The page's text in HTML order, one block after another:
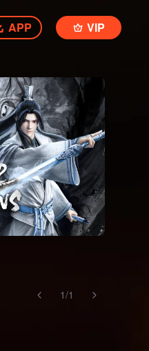
APP VIP
1/1